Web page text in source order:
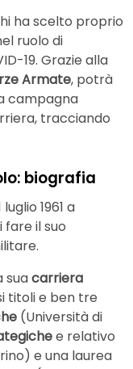
ha scelto proprio
ruolo di
19. Grazie alla
Armate, potrà
campagna
tracciando
biografia
1961 a
fare il suo
suacarriera
titoli e ben tre
(Università di
e relativo
e una laurea